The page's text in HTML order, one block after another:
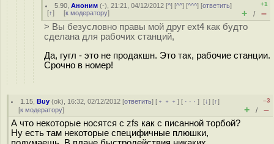
5.90 ,Аноним (-), 21:21, 04/12/2012 [^] [^^] [^^^] [ответить]
[↑] [к модератору]
+1
+ / –
> Вы безусловно правы мой друг ext4 как будто
сделана для рабочих станций,
Да, гугл - это не продакшн. Это так, рабочие станции.
Срочно в номер!
1.15 ,Buy (ok), 16:32, 02/12/2012 [ответить] [ ﹢﹢﹢] [ · · ·][↓] [↑]
[к модератору]
–3
+ / –
А что некоторые носятся с zfs как с писанной торбой?
Ну есть там некоторые специфичные плюшки,